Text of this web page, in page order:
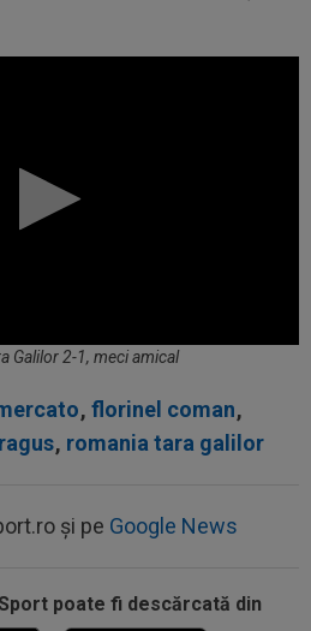
Galilor 2-1, meci amical
, florinel coman,
, romania tara galilor
și pe Google News
poate fi descărcată din
fost...